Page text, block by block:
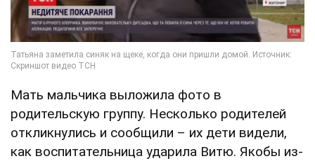
Мать мальчика выложила фото в
родительскую группу. Несколько родителей
откликнулись и сообщили – их дети видели,
как воспитательница ударила Витю. Якобы из-